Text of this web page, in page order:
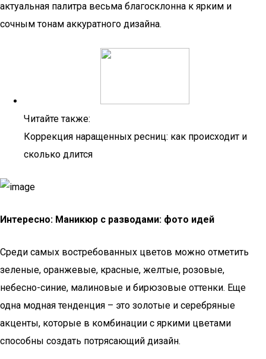
актуальная палитра весьма благосклонна к ярким и
сочным тонам аккуратного дизайна.
Читайте также:
Коррекция наращенных ресниц: как происходит и
сколько длится
Интересно: Маникюр с разводами: фото идей
Среди самых востребованных цветов можно отметить
зеленые, оранжевые, красные, желтые, розовые,
небесно-синие, малиновые и бирюзовые оттенки. Еще
одна модная тенденция – это золотые и серебряные
акценты, которые в комбинации с яркими цветами
способны создать потрясающий дизайн.